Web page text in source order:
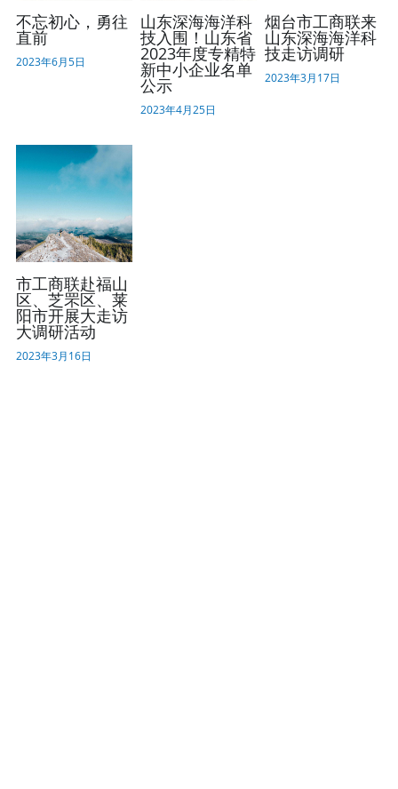
不忘初心，勇往
直前
2023年6月5日
山东深海海洋科
技入围！山东省
2023年度专精特
新中小企业名单
公示
2023年4月25日
烟台市工商联来
山东深海海洋科
技走访调研
2023年3月17日
市工商联赴福山
区、芝罘区、莱
阳市开展大走访
大调研活动
2023年3月16日